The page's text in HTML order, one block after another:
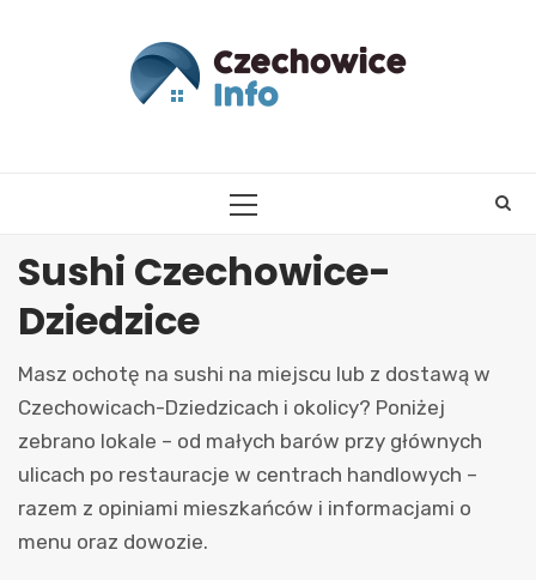
PRIMARY
Sushi Czechowice-
Dziedzice
Masz ochotę na sushi na miejscu lub z dostawą w
Czechowicach-Dziedzicach i okolicy? Poniżej
zebrano lokale – od małych barów przy głównych
ulicach po restauracje w centrach handlowych –
razem z opiniami mieszkańców i informacjami o
menu oraz dowozie.